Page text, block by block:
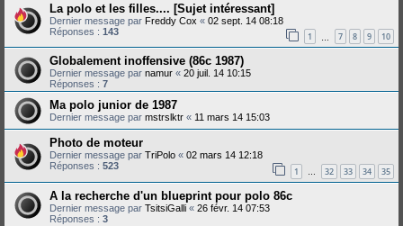
La polo et les filles.... [Sujet intéressant]
Dernier message par Freddy Cox « 02 sept. 14 08:18
Réponses : 143 1 7 8 9 10
Globalement inoffensive (86c 1987)
Dernier message par namur « 20 juil. 14 10:15
Réponses : 7
Ma polo junior de 1987
Dernier message par mstrslktr « 11 mars 14 15:03
Photo de moteur
Dernier message par TriPolo « 02 mars 14 12:18
Réponses : 523 1 … 32 33 34 35
A la recherche d'un blueprint pour polo 86c
Dernier message par TsitsiGalli « 26 févr. 14 07:53
Réponses : 3